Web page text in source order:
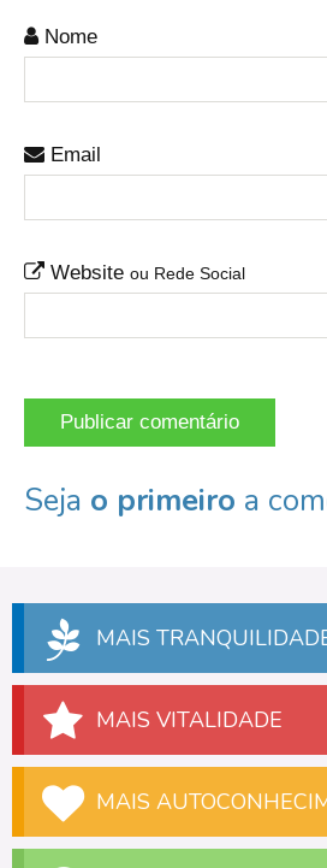
Nome
Email
Website ou Rede Social
Seja o primeiro a
MAIS
MAIS VITALIDADE
MAIS